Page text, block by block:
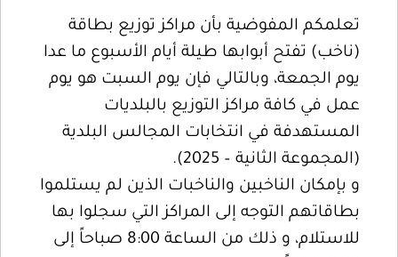
تعلمكم المفوضية بأن مراكز توزيع بطاقة
(ناخب) تفتح أبوابها طيلة أيام الأسبوع ما عدا
يوم الجمعة، وبالتالي فإن يوم السبت هو يوم
عمل في كافة مراكز التوزيع بالبلديات
المستهدفة في انتخابات المجالس البلدية
(المجموعة الثانية – 2025).
و بإمكان الناخبين والناخبات الذين لم يستلموا
بطاقاتهم التوجه إلى المراكز التي سجلوا بها
للاستلام، و ذلك من الساعة 8:00 صباحاً إلى